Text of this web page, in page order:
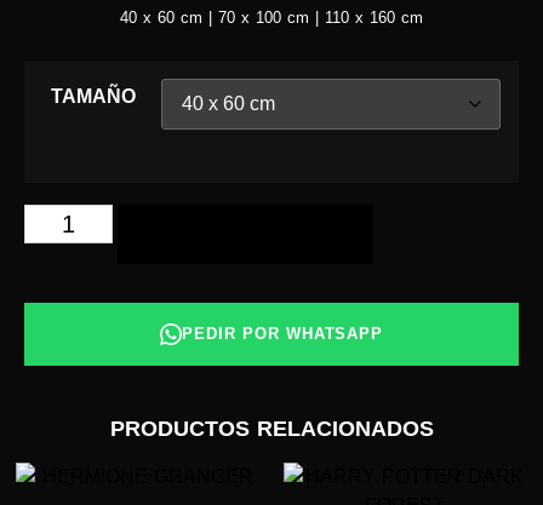
40 x 60 cm | 70 x 100 cm | 110 x 160 cm
TAMAÑO
PEDIR POR WHATSAPP
PRODUCTOS RELACIONADOS